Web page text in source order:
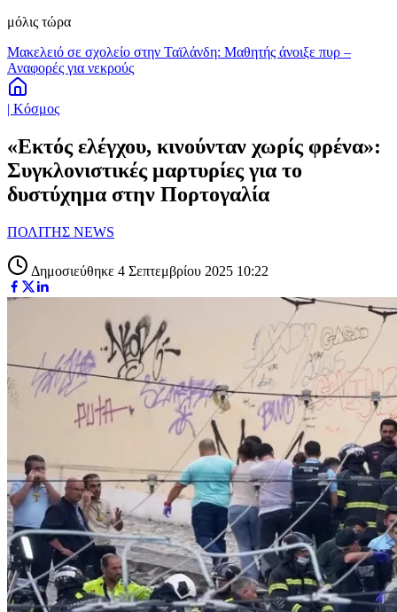
μόλις τώρα
Μακελειό σε σχολείο στην Ταϊλάνδη: Μαθητής άνοιξε πυρ –
Αναφορές για νεκρούς
| Κόσμος
«Εκτός ελέγχου, κινούνταν χωρίς φρένα»:
Συγκλονιστικές μαρτυρίες για το
δυστύχημα στην Πορτογαλία
ΠΟΛΙΤΗΣ NEWS
Δημοσιεύθηκε 4 Σεπτεμβρίου 2025 10:22